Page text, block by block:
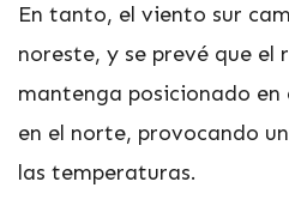
En tanto, el viento sur
noreste, y se prevé que el
mantenga posicionado en
en el norte, provocando
las temperaturas.